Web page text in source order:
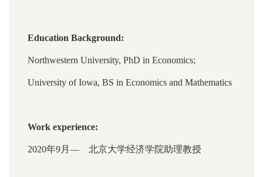
Education Background:
Northwestern University, PhD in Economics;
University of Iowa, BS in Economics and Mathematics
Work experience:
2020年9月— 北京大学经济学院助理教授